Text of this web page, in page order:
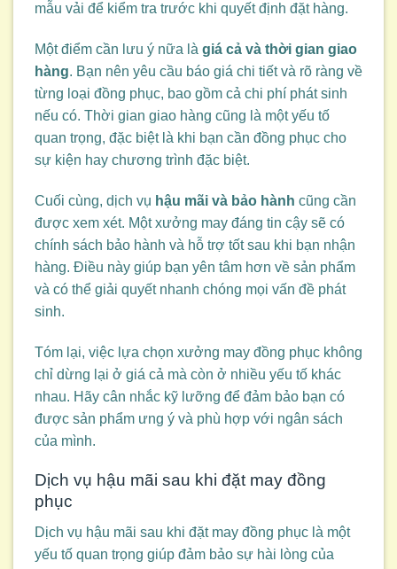
mẫu vải để kiểm tra trước khi quyết định đặt hàng.
Một điểm cần lưu ý nữa là giá cả và thời gian giao
hàng. Bạn nên yêu cầu báo giá chi tiết và rõ ràng về
từng loại đồng phục, bao gồm cả chi phí phát sinh
nếu có. Thời gian giao hàng cũng là một yếu tố
quan trọng, đặc biệt là khi bạn cần đồng phục cho
sự kiện hay chương trình đặc biệt.
Cuối cùng, dịch vụ hậu mãi và bảo hành cũng cần
được xem xét. Một xưởng may đáng tin cậy sẽ có
chính sách bảo hành và hỗ trợ tốt sau khi bạn nhận
hàng. Điều này giúp bạn yên tâm hơn về sản phẩm
và có thể giải quyết nhanh chóng mọi vấn đề phát
sinh.
Tóm lại, việc lựa chọn xưởng may đồng phục không
chỉ dừng lại ở giá cả mà còn ở nhiều yếu tố khác
nhau. Hãy cân nhắc kỹ lưỡng để đảm bảo bạn có
được sản phẩm ưng ý và phù hợp với ngân sách
của mình.
Dịch vụ hậu mãi sau khi đặt may đồng
phục
Dịch vụ hậu mãi sau khi đặt may đồng phục là một
yếu tố quan trọng giúp đảm bảo sự hài lòng của